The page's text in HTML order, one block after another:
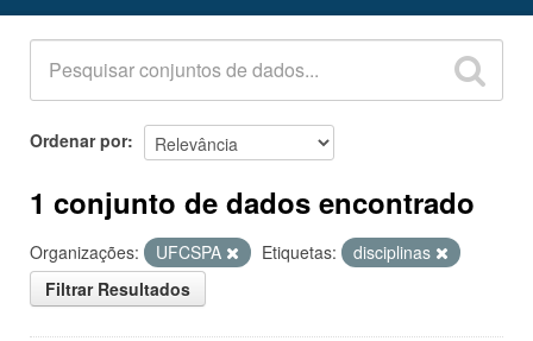
Organizações
Grupos
Sobre
Ordenar por
1 conjunto de dados encontrado
Organizações: UFCSPA Etiquetas:
disciplinas
Filtrar Resultados